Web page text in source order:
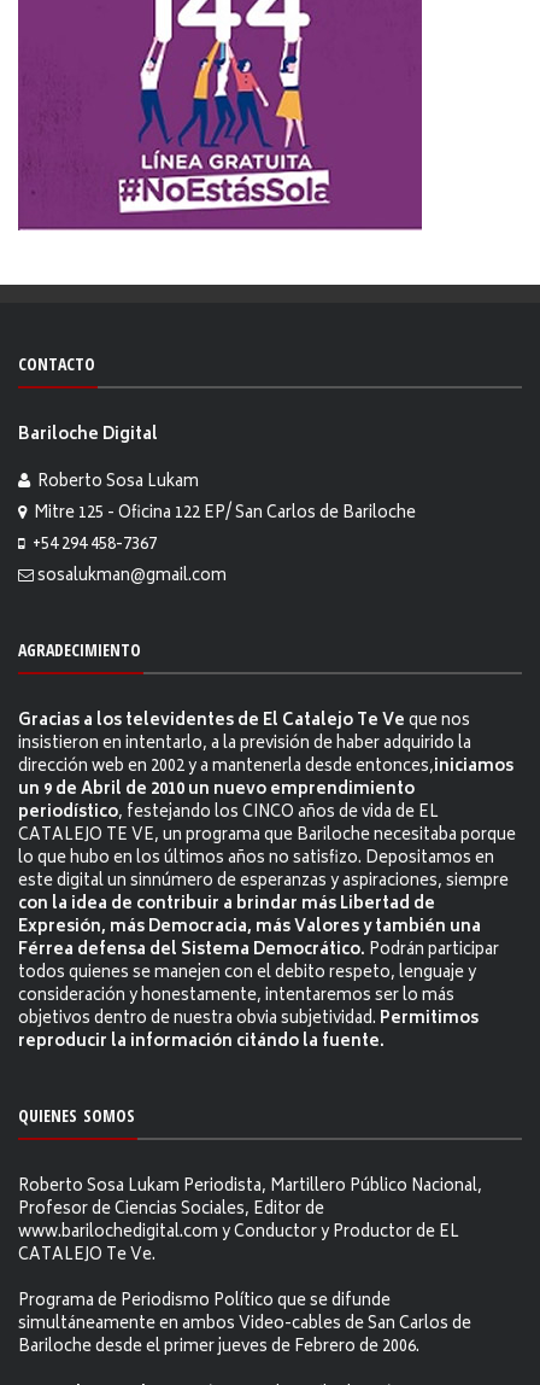
CONTACTO
Bariloche Digital
Roberto Sosa Lukam
Mitre 125 - Oficina 122 EP/ San Carlos de Bariloche
+54 294 458-7367
sosalukman@gmail.com
AGRADECIMIENTO
Gracias a los televidentes de El Catalejo Te Veque nos
insistieron en intentarlo, a la previsión de haber adquirido la
dirección web en 2002 y a mantenerla desde entonces,iniciamos
un 9 de Abril de 2010 un nuevo emprendimiento
periodístico, festejando los CINCO años de vida de EL
CATALEJO TE VE, un programa que Bariloche necesitaba porque
lo que hubo en los últimos años no satisfizo. Depositamos en
este digital un sinnúmero de esperanzas y aspiraciones, siempre
con la idea de contribuir a brindar más Libertad de
Expresión, más Democracia, más Valores y también una
Férrea defensa del Sistema Democrático. Podrán participar
todos quienes se manejen con el debito respeto, lenguaje y
consideración y honestamente, intentaremos ser lo más
objetivos dentro de nuestra obvia subjetividad. Permitimos
reproducir la información citándo la fuente.
QUIENES SOMOS
Roberto Sosa Lukam Periodista, Martillero Público Nacional,
Profesor de Ciencias Sociales, Editor de
www.barilochedigital.com y Conductor y Productor de EL
CATALEJO Te Ve.
Programa de Periodismo Político que se difunde
simultáneamente en ambos Video-cables de San Carlos de
Bariloche desde el primer jueves de Febrero de 2006.